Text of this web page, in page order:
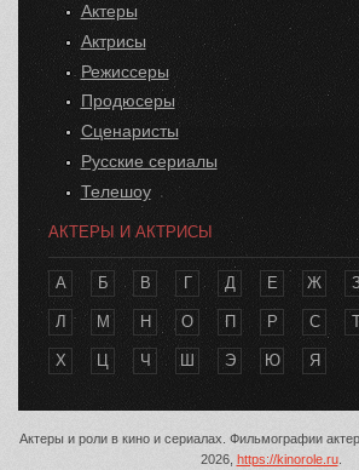
Актеры
Актрисы
Режиссеры
Продюсеры
Сценаристы
Русские сериалы
Телешоу
АКТЕРЫ И АКТРИСЫ
А Б В Г Д Е Ж
Л М Н О П Р С
Х Ц Ч Э Ю Я
Актеры и роли в кино и сериалах. Фильмографии
2026, https://kinorole.ru.